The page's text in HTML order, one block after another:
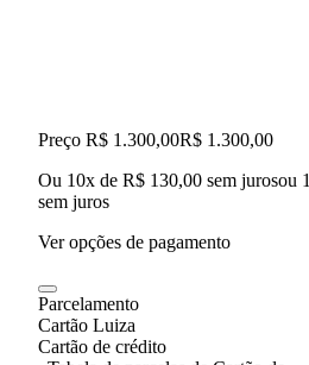
Preço R$ 1.300,00R$ 1.300,00
Ou 10x de R$ 130,00 sem jurosou
sem juros
Ver opções de pagamento
Parcelamento
Cartão Luiza
Cartão de crédito